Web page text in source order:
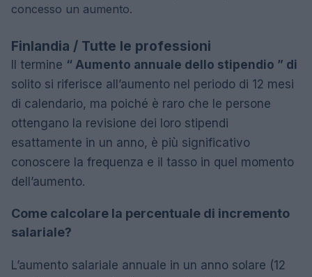
concesso un aumento.
Finlandia / Tutte le professioni
Il termine “ Aumento annuale dello stipendio ” di
solito si riferisce all’aumento nel periodo di 12 mesi
di calendario, ma poiché è raro che le persone
ottengano la revisione dei loro stipendi
esattamente in un anno, è più significativo
conoscere la frequenza e il tasso in quel momento
dell’aumento.
Come calcolare la percentuale di incremento
salariale?
L’aumento salariale annuale in un anno solare (12